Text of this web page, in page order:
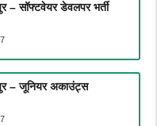
सॉफ्टवेयर डेवलपर भर्ती
– जूनियर अकाउंट्स